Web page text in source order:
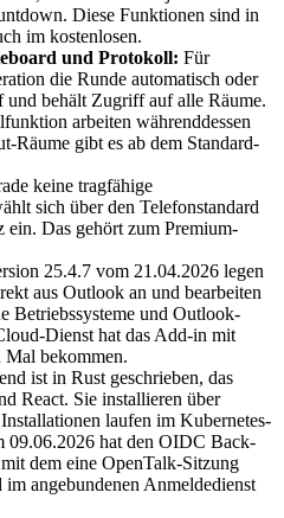
Diese Funktionen sind in
im kostenlosen.
und Protokoll: Für
die Runde automatisch oder
behält Zugriff auf alle Räume.
arbeiten währenddessen
Räume gibt es ab dem Standard-
keine tragfähige
sich über den Telefonstandard
ein. Das gehört zum Premium-
25.4.7 vom 21.04.2026 legen
aus Outlook an und bearbeiten
Betriebssysteme und Outlook-
Dienst hat das Add-in mit
Mal bekommen.
ist in Rust geschrieben, das
React. Sie installieren über
laufen im Kubernetes-
09.06.2026 hat den OIDC Back-
dem eine OpenTalk-Sitzung
im angebundenen Anmeldedienst